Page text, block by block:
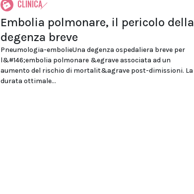
CLINICA
Embolia polmonare, il pericolo della
degenza breve
Pneumologia-embolieUna degenza ospedaliera breve per
l&#146;embolia polmonare &egrave associata ad un
aumento del rischio di mortalit&agrave post-dimissioni. La
durata ottimale...